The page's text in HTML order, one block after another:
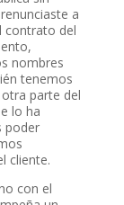
a
contrato del
nombres
tenemos
parte del
lo ha
poder
cliente.
con el